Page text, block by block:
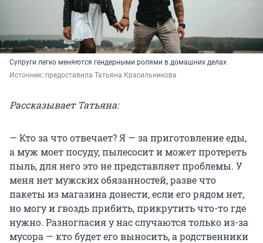
Супруги легко меняются гендерными ролями в домашних делах
Источник: предоставила Татьяна Красильникова
Рассказывает Татьяна:
— Кто за что отвечает? Я — за приготовление еды,
а муж моет посуду, пылесосит и может протереть
пыль, для него это не представляет проблемы. У
меня нет мужских обязанностей, разве что
пакеты из магазина донести, если его рядом нет,
но могу и гвоздь прибить, прикрутить что-то где
нужно. Разногласия у нас случаются только из-за
мусора — кто будет его выносить, а родственники